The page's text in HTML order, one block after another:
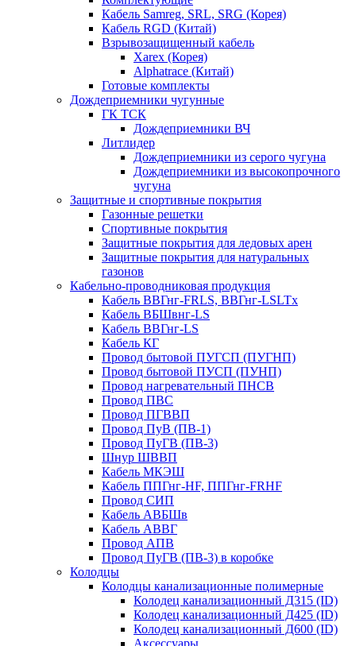
Кабель Samreg, SRL, SRG (Корея)
Кабель RGD (Китай)
Взрывозащищенный кабель
Xarex (Корея)
Alphatrace (Китай)
Готовые комплекты
Дождеприемники чугунные
ГК ТСК
Дождеприемники ВЧ
Литлидер
Дождеприемники из серого чугуна
Дождеприемники из высокопрочного
чугуна
Защитные и спортивные покрытия
Газонные решетки
Спортивные покрытия
Защитные покрытия для ледовых арен
Защитные покрытия для натуральных
газонов
Кабельно-проводниковая продукция
Кабель ВВГнг-FRLS, ВВГнг-LSLTx
Кабель ВБШвнг-LS
Кабель ВВГнг-LS
Кабель КГ
Провод бытовой ПУГСП (ПУГНП)
Провод бытовой ПУСП (ПУНП)
Провод нагревательный ПНСВ
Провод ПВС
Провод ПГВВП
Провод ПуВ (ПВ-1)
Провод ПуГВ (ПВ-3)
Шнур ШВВП
Кабель МКЭШ
Кабель ППГнг-HF, ППГнг-FRHF
Провод СИП
Кабель АВБШв
Кабель АВВГ
Провод АПВ
Провод ПуГВ (ПВ-3) в коробке
Колодцы
Колодцы канализационные полимерные
Колодец канализационный Д315 (ID)
Колодец канализационный Д425 (ID)
Колодец канализационный Д600 (ID)
Аксессуары